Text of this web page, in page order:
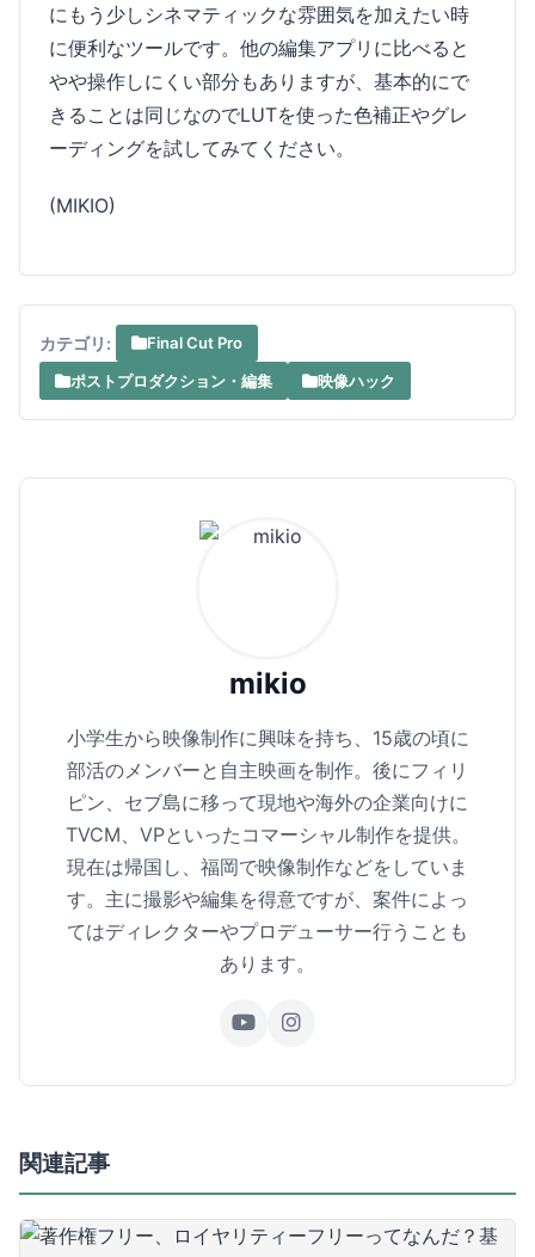
にもう少しシネマティックな雰囲気を加えたい時
に便利なツールです。他の編集アプリに比べると
やや操作しにくい部分もありますが、基本的にで
きることは同じなのでLUTを使った色補正やグレ
ーディングを試してみてください。
(MIKIO)
カテゴリ:
Final Cut Pro
ポストプロダクション・編集
映像ハック
mikio
小学生から映像制作に興味を持ち、15歳の頃に
部活のメンバーと自主映画を制作。後にフィリ
ピン、セブ島に移って現地や海外の企業向けに
TVCM、VPといったコマーシャル制作を提供。
現在は帰国し、福岡で映像制作などをしていま
す。主に撮影や編集を得意ですが、案件によっ
てはディレクターやプロデューサー行うことも
あります。
関連記事